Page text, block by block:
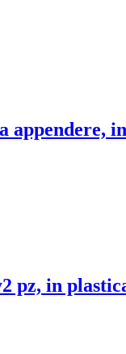
appendere,
2 pz, in